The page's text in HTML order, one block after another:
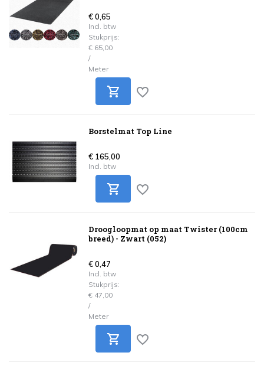
€ 0,65
Incl. btw
Stukprijs:
€ 65,00
/
Meter
Borstelmat Top Line
€ 165,00
Incl. btw
Droogloopmat op maat Twister (100cm
breed) - Zwart (052)
€ 0,47
Incl. btw
Stukprijs:
€ 47,00
/
Meter